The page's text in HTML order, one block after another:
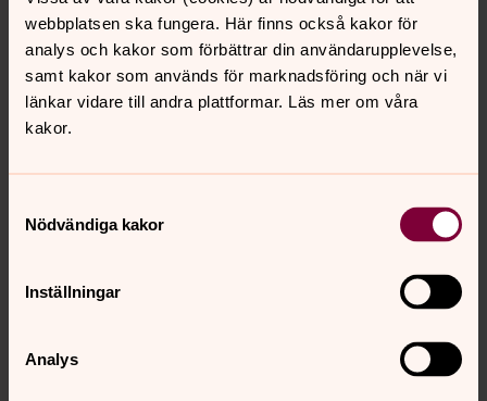
webbplatsen ska fungera. Här finns också kakor för
analys och kakor som förbättrar din användarupplevelse,
samt kakor som används för marknadsföring och när vi
länkar vidare till andra plattformar. Läs mer om våra
kakor.
Nödvändiga kakor
Inställningar
Analys
årsberättelse 2025
Genom tro och handling gör Act Svenska kyrkan
skillnad. I årsberättelse 2025 visar vi hur arbetet
fungerar i praktiken – i en tid av ökade behov
globalt. Här lyfter vi resultat, lärdomar och hur
lokala partner driver förändring genom humanitära
påverkansarbete.
Beställ årsberättelse 2025 i Svenska kyrkans